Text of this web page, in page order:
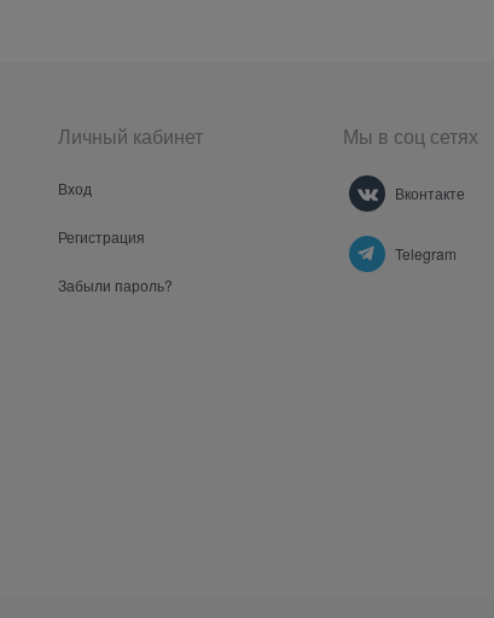
Личный кабинет
Вход
Регистрация
Забыли пароль?
Мы в соц сетях
Вконтакте
Telegram